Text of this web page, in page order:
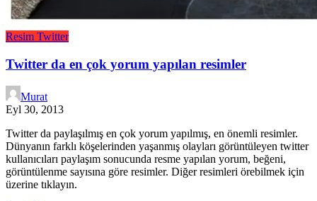
Resim Twitter
Twitter da en çok yorum yapılan resimler
Murat
Eyl 30, 2013
Twitter da paylaşılmış en çok yorum yapılmış, en önemli resimler.
Dünyanın farklı köşelerinden yaşanmış olayları görüntüleyen twitter
kullanıcıları paylaşım sonucunda resme yapılan yorum, beğeni,
görüntülenme sayısına göre resimler. Diğer resimleri örebilmek için
üzerine tıklayın.